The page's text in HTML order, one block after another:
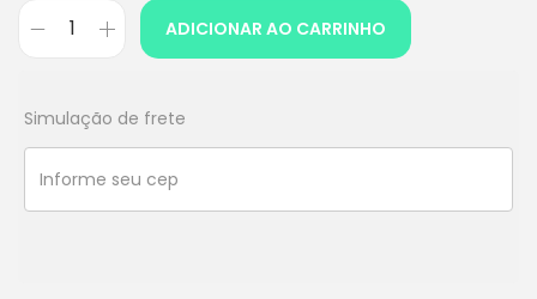
ADICIONAR AO CARRINHO
Simulação de frete